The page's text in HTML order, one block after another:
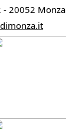
- 20052 Monza